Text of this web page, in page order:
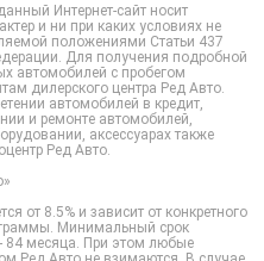
Интернет-сайт носит
и ни при каких условиях не
положениями Статьи 437
Для получения подробной
автомобилей с пробегом
дилерского центра Ред Авто.
автомобилей в кредит,
и ремонте автомобилей,
аксессуарах также
Ред Авто.
от 8.5% и зависит от конкретного
Минимальный срок
84 месяца. При этом любые